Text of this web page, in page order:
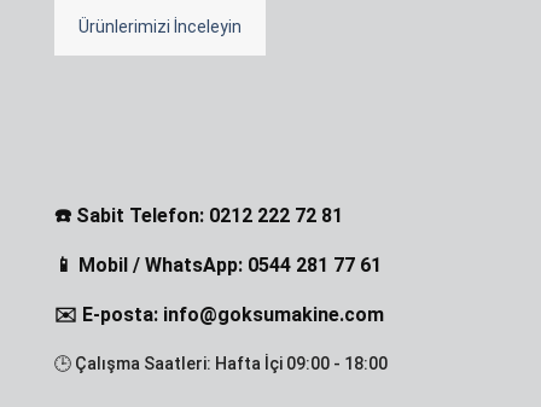
Ürünlerimizi İnceleyin
☎️ Sabit Telefon: 0212 222 72 81
📱 Mobil / WhatsApp: 0544 281 77 61
✉️ E-posta: info@goksumakine.com
🕒 Çalışma Saatleri: Hafta İçi 09:00 - 18:00